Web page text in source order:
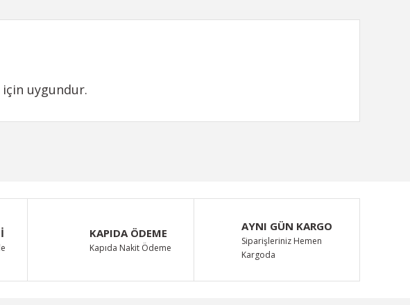
için uygundur.
kullanarak tarafımıza iletebilirsiniz.
KAPIDA ÖDEME
Kapıda Nakit Ödeme
AYNI GÜN KARGO
Siparişleriniz Hemen
Kargoda